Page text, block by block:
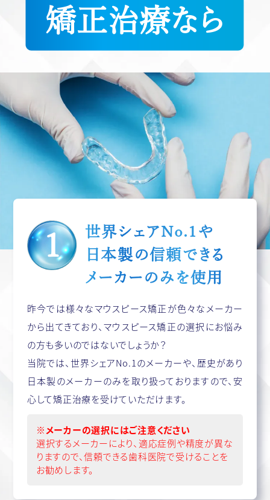
矯正治療なら
世界シェアNo.1や
日本製の信頼できる
メーカーのみを使用
昨今では様々なマウスピース矯正が色々なメーカー
から出てきており、マウスピース矯正の選択にお悩み
の方も多いのではないでしょうか？
当院では、世界シェアNo.1のメーカーや、歴史があり
日本製のメーカーのみを取り扱っておりますので、安
心して矯正治療を受けていただけます。
※メーカーの選択にはご注意ください
選択するメーカーにより、適応症例や精度が異な
りますので、信頼できる歯科医院で受けることを
お勧めします。